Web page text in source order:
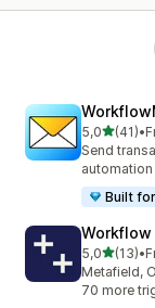
5,05 yıldız
(41)
toplam 41•
Send
Built
Workflow
5,05 yıldız
(13)
toplam 13•
Metafield,
70 more